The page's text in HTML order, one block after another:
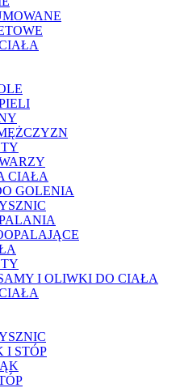
CIAŁA
GOLENIA
I OLIWKI DO CIAŁA
I STÓP